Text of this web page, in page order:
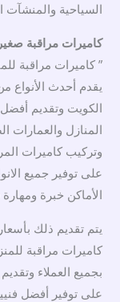
السياحية والمنشآت
كاميرات مراقبة
يقدم أحدث الأنواع
الكويت وتقديم
المنازل والعمارات
وتركيب كاميرات
على توفير جميع
الأماكن خبرة
يتم تقديم ذلك
بجميع العملاء
على توفير أفضل